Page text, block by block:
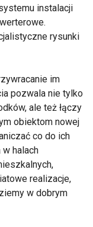
instalacji
rysunki
im
pozwala nie tylko
ale też łączy
obiektom nowej
co do ich
halach
realizacje,
w dobrym